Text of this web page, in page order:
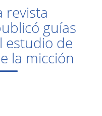
revista
guías
estudio de
la micción